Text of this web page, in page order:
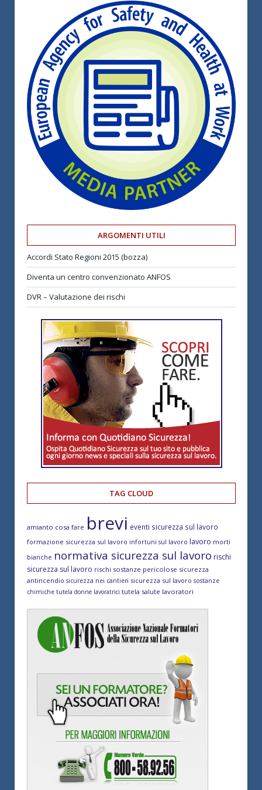
ARGOMENTI UTILI
Accordi Stato Regioni 2015 (bozza)
Diventa un centro convenzionato ANFOS
DVR – Valutazione dei rischi
TAG CLOUD
amianto cosa fare brevi eventi sicurezza sul lavoro
formazione sicurezza sul lavoro infortuni sul lavoro lavoro morti
bianche normativa sicurezza sul lavoro rischi
sicurezza sul lavoro rischi sostanze pericolose sicurezza
antincendio sicurezza nei cantieri sicurezza sul lavoro sostanze
chimiche tutela donne lavoratrici tutela salute lavoratori